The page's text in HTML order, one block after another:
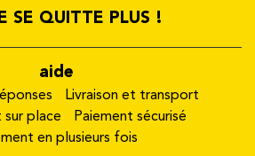
SE QUITTE PLUS !
aide
Livraison et transport
sur place
Paiement sécurisé
en plusieurs fois